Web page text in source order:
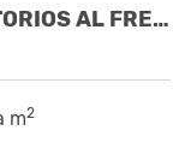
ALQUILA APARTAMENTO 2 DORMITORIOS AL FRENTE - CENTRO MDEO.
m2